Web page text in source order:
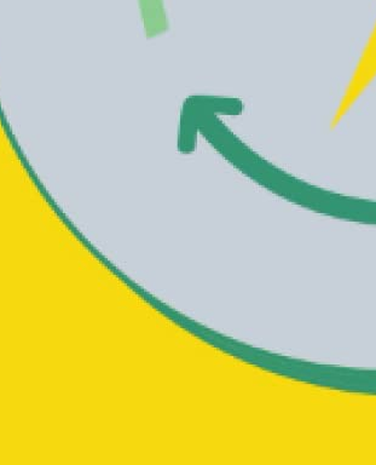
travail et clés du succès.. 14e éd. –